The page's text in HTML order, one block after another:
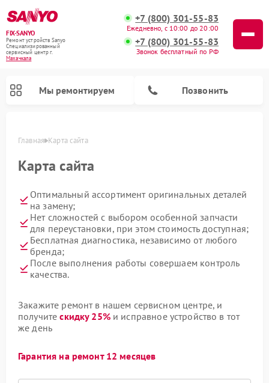
FIX-SANYO
Ремонт устройств Sanyo
Специализированный
cервисный центр г.
Махачкала
+7 (800) 301-55-83
Ежедневно, с 10:00 до 20:00
+7 (800) 301-55-83
Звонок бесплатный по РФ
Мы ремонтируем Позвонить
Главная Карта сайта
Карта сайта
Оптимальный ассортимент оригинальных деталей
на замену;
Нет сложностей с выбором особенной запчасти
для переустановки, при этом стоимость доступная;
Бесплатная диагностика, независимо от любого
бренда;
После выполнения работы совершаем контроль
качества.
Закажите ремонт в нашем сервисном центре, и
получитескидку 25%и исправное устройство в тот
же день
Гарантия на ремонт 12 месяцев